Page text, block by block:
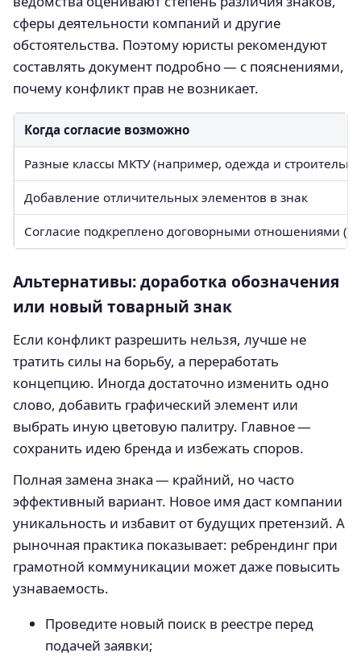
сферы деятельности компаний и другие
обстоятельства. Поэтому юристы рекомендуют
составлять документ подробно — с пояснениями,
почему конфликт прав не возникает.
Когда согласие возможно
Разные классы МКТУ (например, одежда и
Добавление отличительных элементов в знак
Согласие подкреплено договорными отношениями
Альтернативы: доработка обозначения
или новый товарный знак
Если конфликт разрешить нельзя, лучше не
тратить силы на борьбу, а переработать
концепцию. Иногда достаточно изменить одно
слово, добавить графический элемент или
выбрать иную цветовую палитру. Главное —
сохранить идею бренда и избежать споров.
Полная замена знака — крайний, но часто
эффективный вариант. Новое имя даст компании
уникальность и избавит от будущих претензий. А
рыночная практика показывает: ребрендинг при
грамотной коммуникации может даже повысить
узнаваемость.
Проведите новый поиск в реестре перед
подачей заявки;